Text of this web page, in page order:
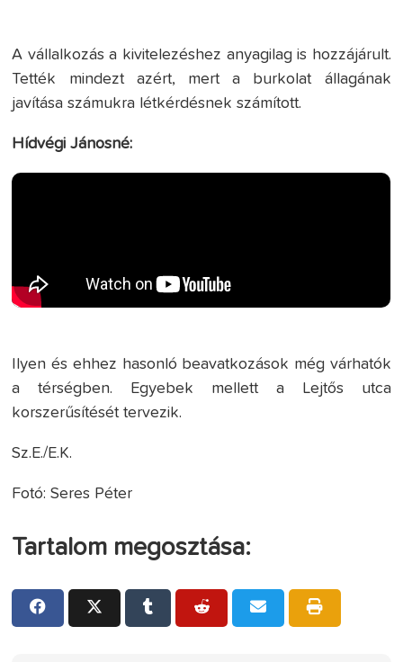
A vállalkozás a kivitelezéshez anyagilag is hozzájárult.
Tették mindezt azért, mert a burkolat állagának
javítása számukra létkérdésnek számított.
Hídvégi Jánosné:
Ilyen és ehhez hasonló beavatkozások még várhatók
a térségben. Egyebek mellett a Lejtős utca
korszerűsítését tervezik.
Sz.E./E.K.
Fotó: Seres Péter
Tartalom megosztása: